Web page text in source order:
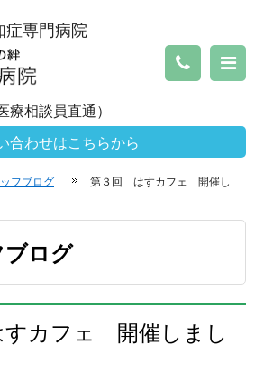
症専門病院
相談員直通）
合わせはこちらから
フブログ 第３回 はすカフェ 開催し
ログ
カフェ 開催しまし